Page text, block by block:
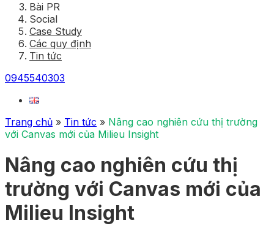
Bài PR
Social
Case Study
Các quy định
Tin tức
0945540303
Trang chủ » Tin tức » Nâng cao nghiên cứu thị trường
với Canvas mới của Milieu Insight
Nâng cao nghiên cứu thị
trường với Canvas mới của
Milieu Insight